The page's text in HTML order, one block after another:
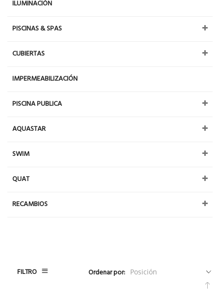
FILTRO
Ordenar por:
ILUMINACIÓN
PISCINAS & SPAS
CUBIERTAS
IMPERMEABILIZACIÓN
PISCINA PUBLICA
AQUASTAR
SWIM
QUAT
RECAMBIOS